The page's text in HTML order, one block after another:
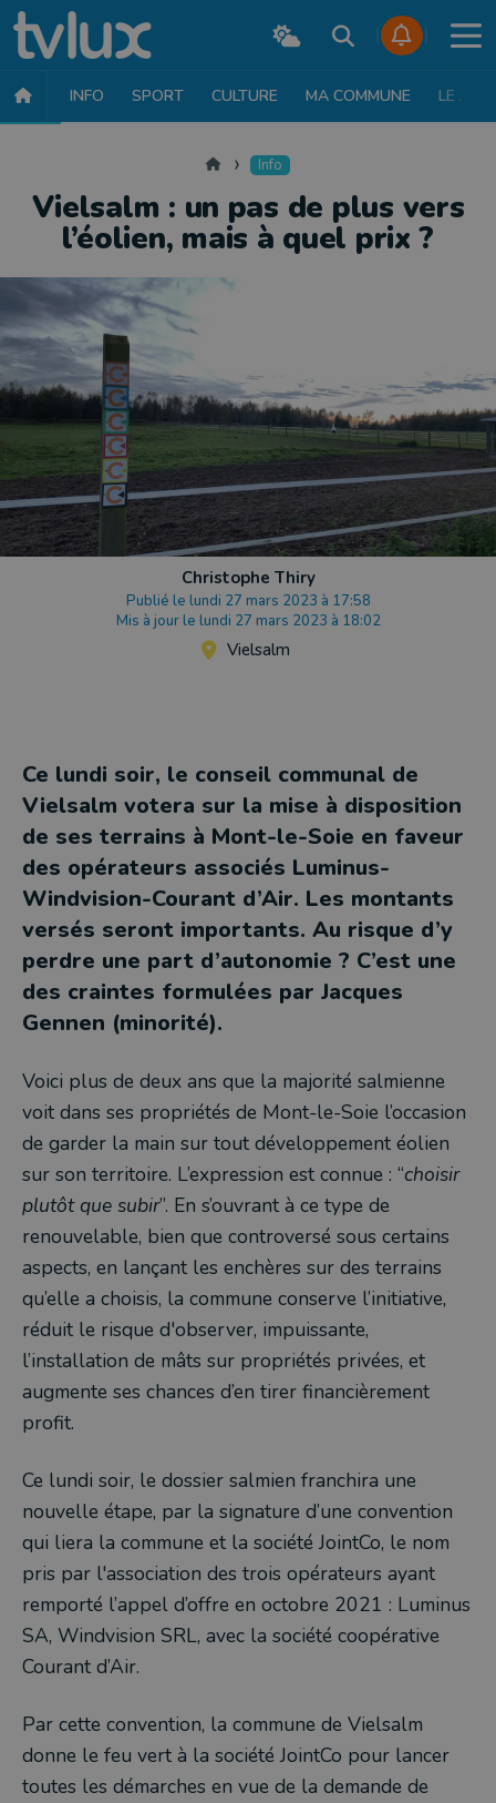
INFO SPORT CULTURE MA COMMUNE LE JT
Accueil Info
Vielsalm : un pas de plus vers
l’éolien, mais à quel prix ?
Christophe Thiry
Publié le lundi 27 mars 2023 à 17:58
Mis à jour le lundi 27 mars 2023 à 18:02
Vielsalm
Ce lundi soir, le conseil communal de
Vielsalm votera sur la mise à disposition
de ses terrains à Mont-le-Soie en faveur
des opérateurs associés Luminus-
Windvision-Courant d’Air. Les montants
versés seront importants. Au risque d’y
perdre une part d’autonomie ? C’est une
des craintes formulées par Jacques
Gennen (minorité).
Voici plus de deux ans que la majorité salmienne
voit dans ses propriétés de Mont-le-Soie l’occasion
de garder la main sur tout développement éolien
sur son territoire. L’expression est connue : “choisir
plutôt que subir”. En s’ouvrant à ce type de
renouvelable, bien que controversé sous certains
aspects, en lançant les enchères sur des terrains
qu’elle a choisis, la commune conserve l’initiative,
réduit le risque d'observer, impuissante,
l’installation de mâts sur propriétés privées, et
augmente ses chances d’en tirer financièrement
profit.
Ce lundi soir, le dossier salmien franchira une
nouvelle étape, par la signature d’une convention
qui liera la commune et la société JointCo, le nom
pris par l'association des trois opérateurs ayant
remporté l’appel d’offre en octobre 2021 : Luminus
SA, Windvision SRL, avec la société coopérative
Courant d’Air.
Par cette convention, la commune de Vielsalm
donne le feu vert à la société JointCo pour lancer
toutes les démarches en vue de la demande de